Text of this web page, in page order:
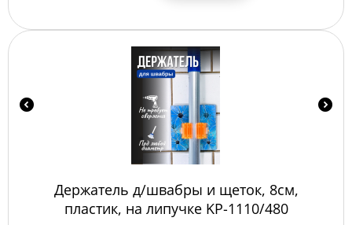
Держатель д/швабры и щеток, 8см,
пластик, на липучке KP-1110/480